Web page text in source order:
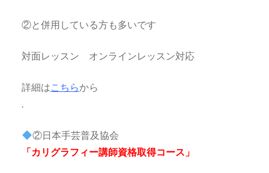
②と併用している方も多いです
対面レッスン オンラインレッスン対応
詳細はこちらから
.
②日本手芸普及協会
「カリグラフィー講師資格取得コース」